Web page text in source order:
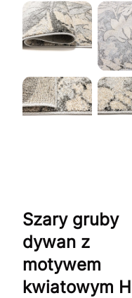
Szary gruby
dywan z
motywem
kwiatowym